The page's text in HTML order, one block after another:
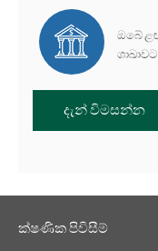
ඔබේ
දැන් විමසන්න
ක්ෂණික පිවිසීම්